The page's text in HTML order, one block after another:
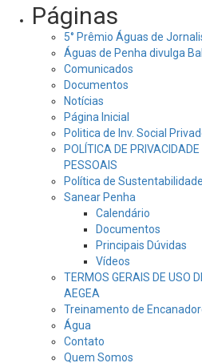
Páginas
5° Prêmio Águas de
Águas de Penha divulga
Comunicados
Documentos
Notícias
Página Inicial
Politica de Inv. Social
POLÍTICA DE
PESSOAIS
Política de Sustentabilidade
Sanear Penha
Calendário
Documentos
Principais Dúvidas
Vídeos
TERMOS GERAIS DE USO
AEGEA
Treinamento de
Água
Contato
Quem Somos